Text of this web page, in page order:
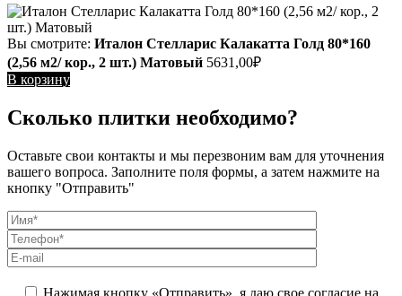
Вы смотрите: Италон Стелларис Калакатта Голд 80*160
(2,56 м2/ кор., 2 шт.) Матовый 5631,00₽
В корзину
Сколько плитки необходимо?
Оставьте свои контакты и мы перезвоним вам для уточнения
вашего вопроса. Заполните поля формы, а затем нажмите на
кнопку "Отправить"